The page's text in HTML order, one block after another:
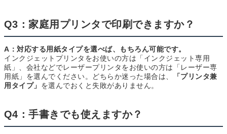
Q3：家庭用プリンタで印刷できますか？
A：対応する用紙タイプを選べば、もちろん可能です。
インクジェットプリンタをお使いの方は「インクジェット専用
紙」、会社などでレーザープリンタをお使いの方は「レーザー専
用紙」を選んでください。どちらか迷った場合は、
「プリンタ兼
用タイプ」 を選んでおくと失敗がありません。
Q4：手書きでも使えますか？